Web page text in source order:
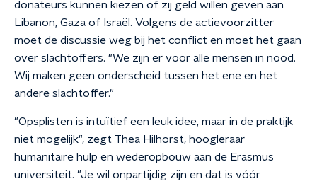
donateurs kunnen kiezen of zij geld willen geven aan
Libanon, Gaza of Israël. Volgens de actievoorzitter
moet de discussie weg bij het conflict en moet het gaan
over slachtoffers. "We zijn er voor alle mensen in nood.
Wij maken geen onderscheid tussen het ene en het
andere slachtoffer."
"Opsplisten is intuïtief een leuk idee, maar in de praktijk
niet mogelijk", zegt Thea Hilhorst, hoogleraar
humanitaire hulp en wederopbouw aan de Erasmus
universiteit. "Je wil onpartijdig zijn en dat is vóór